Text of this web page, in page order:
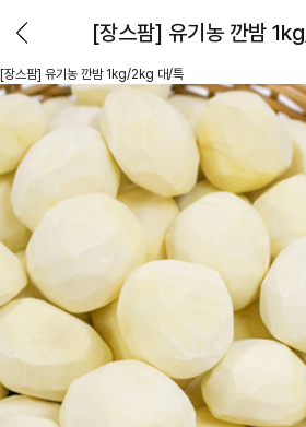
[장스팜] 유기농 깐밤
[장스팜] 유기농 깐밤 1kg/2kg 대/특